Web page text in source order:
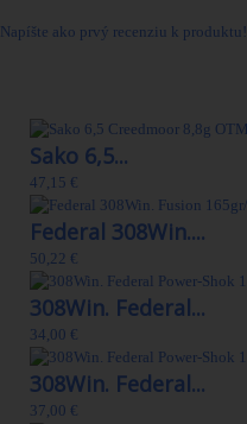
Napíšte ako prvý recenziu k
Sako 6,5...
47,15 €
Federal 308Win....
50,22 €
308Win. Federal...
34,00 €
308Win. Federal...
37,00 €